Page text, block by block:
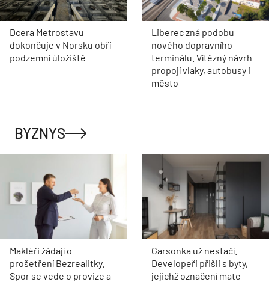
Dcera Metrostavu
dokončuje v Norsku obří
podzemní úložiště
Liberec zná podobu
nového dopravního
terminálu. Vítězný návrh
propojí vlaky, autobusy i
město
BYZNYS
Makléři žádají o
prošetření Bezrealitky.
Spor se vede o provize a
Garsonka už nestačí.
Developeři přišli s byty,
jejichž označení mate